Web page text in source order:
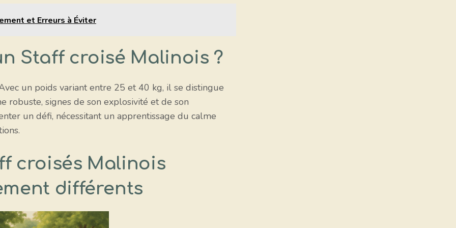
et Erreurs à Éviter
Staff croisé Malinois ?
un poids variant entre 25 et 40 kg, il se distingue
robuste, signes de son explosivité et de son
un défi, nécessitant un apprentissage du calme
croisés Malinois
différents